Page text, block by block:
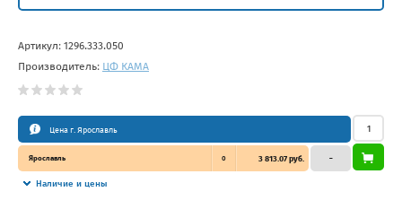
Артикул: 1296.333.050
Производитель: ЦФ КАМА
Цена г. Ярославль
Ярославль 0 3 813.07 руб.
Наличие и цены
–